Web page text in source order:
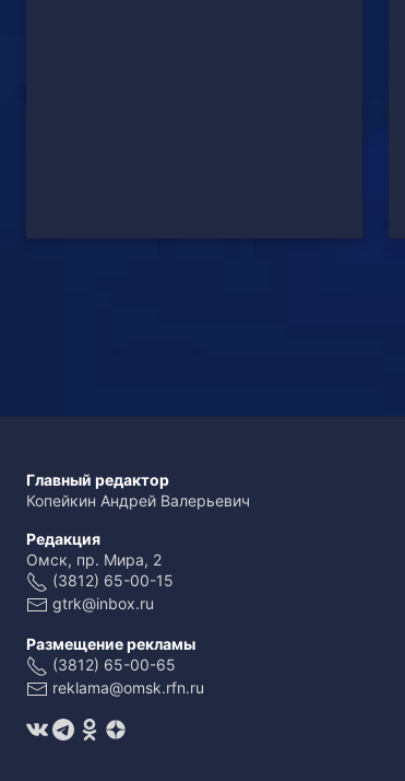
Главный редактор
Копейкин Андрей Валерьевич
Редакция
Омск, пр. Мира, 2
(3812) 65-00-15
gtrk@inbox.ru
Размещение рекламы
(3812) 65-00-65
reklama@omsk.rfn.ru